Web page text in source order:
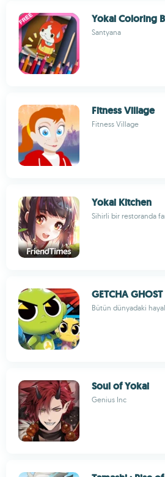
Yokai Coloring
Santyana
Fitness Village
Fitness Village
Yokai Kitchen
Sihirli bir restoranda
GETCHA GHOST
Bütün dünyadaki
Soul of Yokai
Genius Inc